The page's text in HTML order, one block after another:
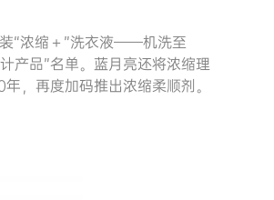
“浓缩＋”洗衣液——机洗至
产品”名单。蓝月亮还将浓缩理
，再度加码推出浓缩柔顺剂。